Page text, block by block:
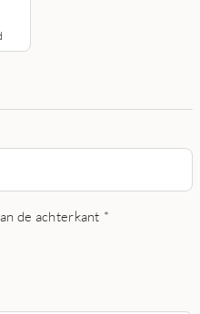
de achterkant *